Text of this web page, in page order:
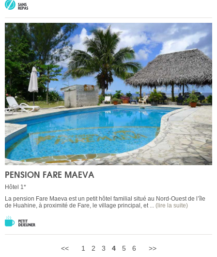
PENSION FARE MAEVA
Hôtel 1*
La pension Fare Maeva est un petit hôtel familial situé au Nord-Ouest de l’île
de Huahine, à proximité de Fare, le village principal, et ... (lire la suite)
<< 1 2 3 4 5 6 >>